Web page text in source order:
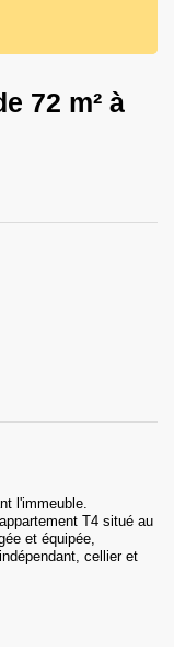
72 m² à
l'immeuble.
T4 situé au
et équipée,
cellier et